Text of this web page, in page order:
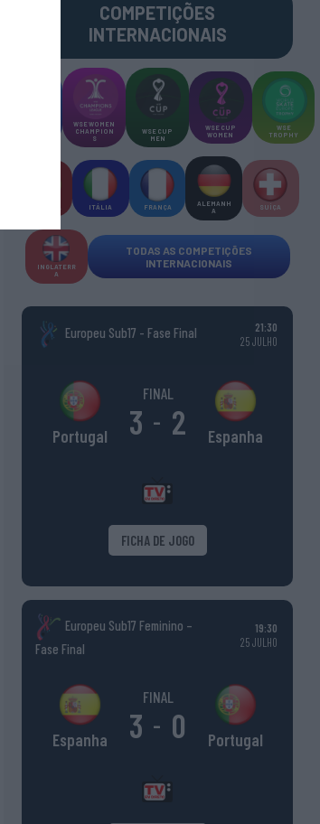
COMPETIÇÕES
INTERNACIONAIS
WSE WOMEN
CHAMPION
S
WSE CUP
MEN
WSE CUP
WOMEN
WSE
TROPHY
ITÁLIA FRANÇA
ALEMANH
A
SUÍÇA
INGLATERR
A
TODAS AS COMPETIÇÕES
INTERNACIONAIS
Europeu Sub17 - Fase Final
21:30
25 JULHO
Portugal
FINAL
3 - 2 Espanha
FICHA DE JOGO
Europeu Sub17 Feminino –
Fase Final
19:30
25 JULHO
Espanha
FINAL
3 - 0 Portugal